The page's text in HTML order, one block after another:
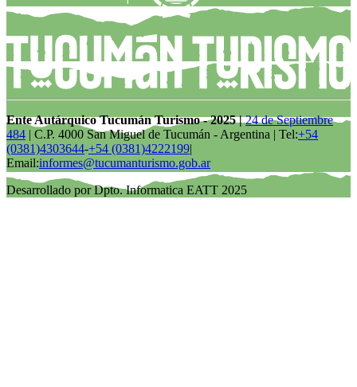
Ente Autárquico Tucumán Turismo - 2025 |24 de Septiembre
484 | C.P. 4000 San Miguel de Tucumán - Argentina | Tel:+54
(0381)4303644-+54 (0381)4222199|
Email:informes@tucumanturismo.gob.ar
Desarrollado por Dpto. Informatica EATT 2025